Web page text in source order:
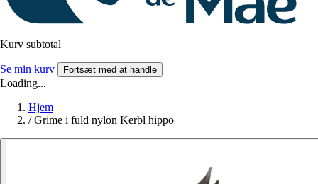
Kurv subtotal
Se min kurv Fortsæt med at handle
Loading...
Hjem
/ Grime i fuld nylon Kerbl hippo